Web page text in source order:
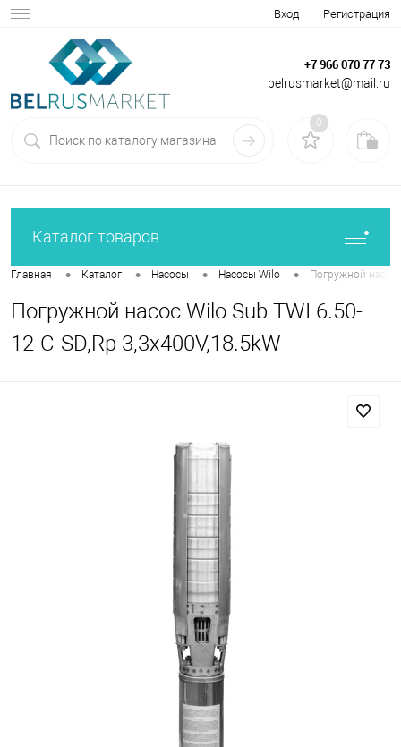
Вход Регистрация
+7 966 070 77 73
belrusmarket@mail.ru
0
Каталог товаров
Главная • Каталог • Насосы • Насосы Wilo • Погружной насос
Погружной насос Wilo Sub TWI 6.50-
12-C-SD,Rp 3,3x400V,18.5kW